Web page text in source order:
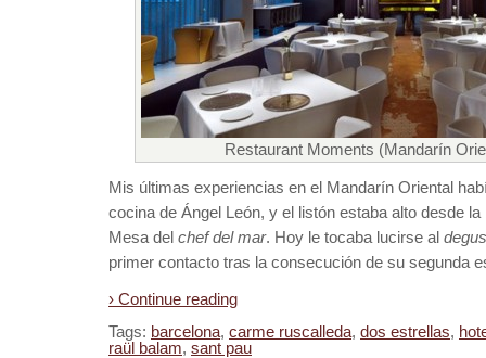
Restaurant Moments (Mandarín
Mis últimas experiencias en el Mandarín Oriental
cocina de Ángel León, y el listón estaba alto desde
Mesa del chef del mar. Hoy le tocaba lucirse al
primer contacto tras la consecución de su segunda
› Continue reading
Tags: barcelona, carme ruscalleda, dos estrellas,
raül balam, sant pau